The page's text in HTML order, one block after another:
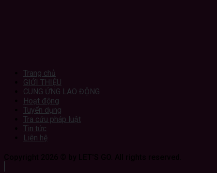
Trang chủ
GIỚI THIỆU
CUNG ỨNG LAO ĐỘNG
Hoạt động
Tuyển dụng
Tra cứu pháp luật
Tin tức
Liên hệ